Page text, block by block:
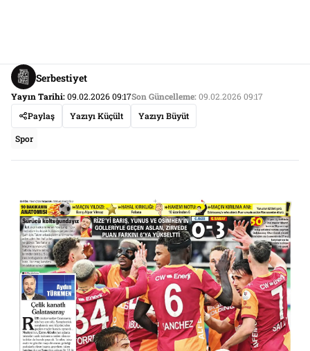
Serbestiyet
Yayın Tarihi:09.02.2026 09:17Son Güncelleme:09.02.2026 09:17
Paylaş
Yazıyı Küçült Yazıyı Büyüt
Spor